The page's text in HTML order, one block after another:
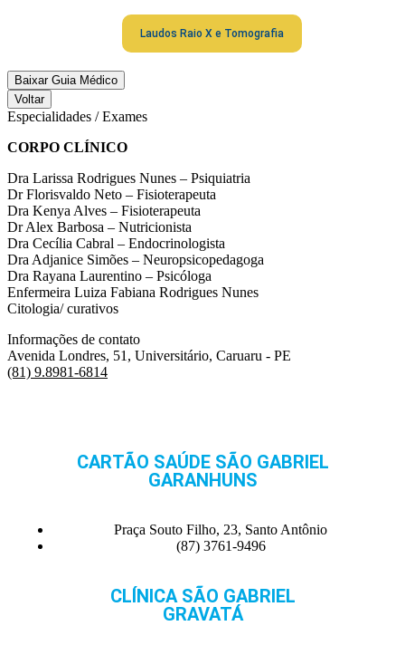
Laudos Raio X e Tomografia
Baixar Guia Médico
Voltar
Especialidades / Exames
CORPO CLÍNICO
Dra Larissa Rodrigues Nunes – Psiquiatria
Dr Florisvaldo Neto – Fisioterapeuta
Dra Kenya Alves – Fisioterapeuta
Dr Alex Barbosa – Nutricionista
Dra Cecília Cabral – Endocrinologista
Dra Adjanice Simões – Neuropsicopedagoga
Dra Rayana Laurentino – Psicóloga
Enfermeira Luiza Fabiana Rodrigues Nunes
Citologia/ curativos
Informações de contato
Avenida Londres, 51, Universitário, Caruaru - PE
(81) 9.8981-6814
CARTÃO SAÚDE SÃO GABRIEL
GARANHUNS
Praça Souto Filho, 23, Santo Antônio
(87) 3761-9496
CLÍNICA SÃO GABRIEL
GRAVATÁ